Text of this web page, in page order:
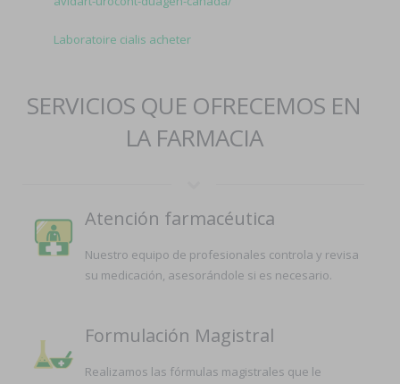
Laboratoire cialis acheter
SERVICIOS QUE OFRECEMOS EN
LA FARMACIA
Atención farmacéutica
Nuestro equipo de profesionales controla y revisa
su medicación, asesorándole si es necesario.
Formulación Magistral
Realizamos las fórmulas magistrales que le